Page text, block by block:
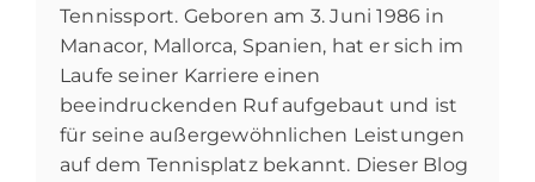
Tennissport. Geboren am 3. Juni 1986 in
Manacor, Mallorca, Spanien, hat er sich im
Laufe seiner Karriere einen
beeindruckenden Ruf aufgebaut und ist
für seine außergewöhnlichen Leistungen
auf dem Tennisplatz bekannt. Dieser Blog